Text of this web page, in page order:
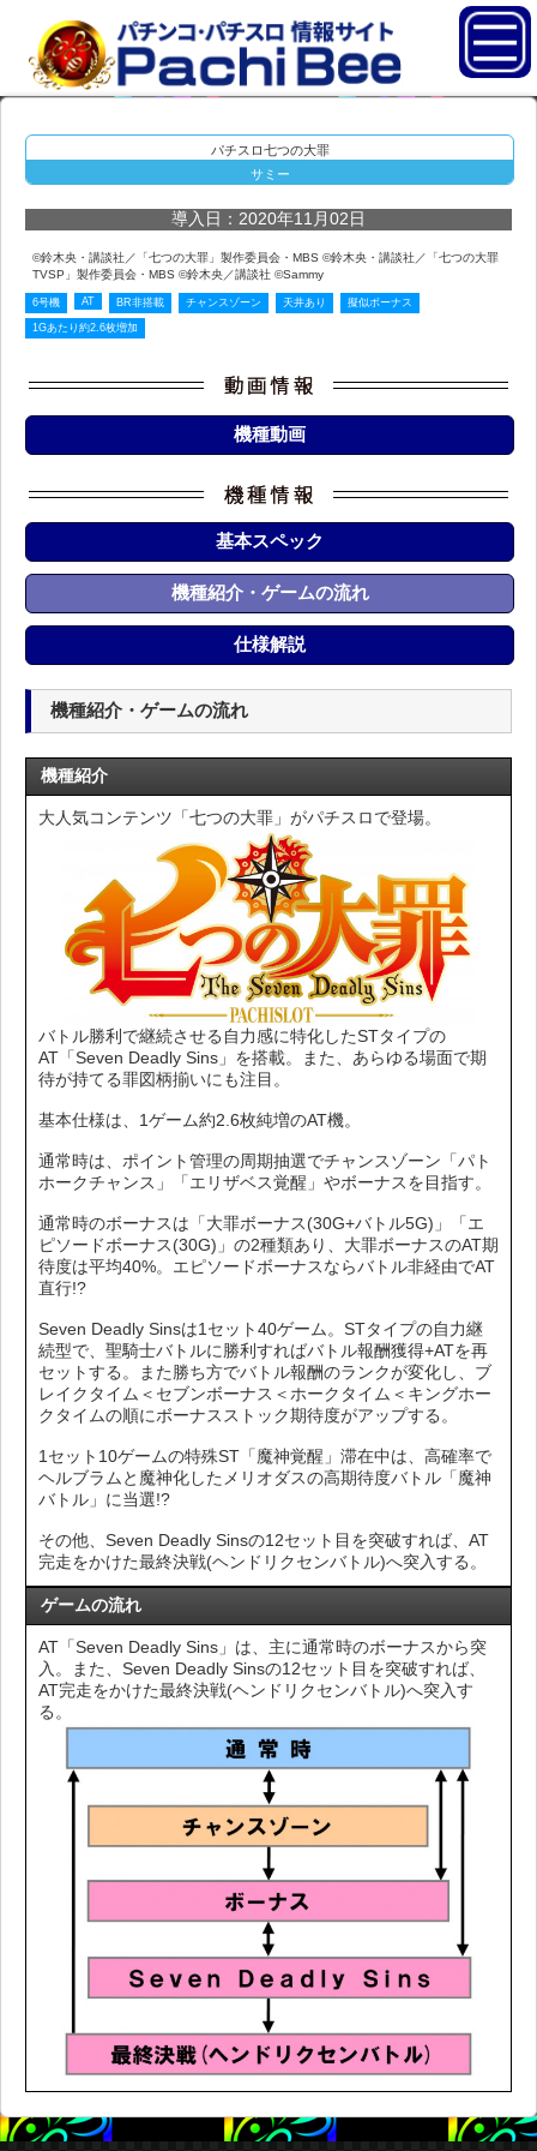
パチスロ七つの大罪
サミー
導入日：2020年11月02日
©鈴木央・講談社／「七つの大罪」製作委員会・MBS ©鈴木央・講談社／「七つの大罪
TVSP」製作委員会・MBS ©鈴木央／講談社 ©Sammy
6号機 AT BR非搭載 チャンスゾーン 天井あり 擬似ボーナス
1Gあたり約2.6枚増加
機種動画
基本スペック
機種紹介・ゲームの流れ
仕様解説
機種紹介・ゲームの流れ
機種紹介
大人気コンテンツ「七つの大罪」がパチスロで登場。
バトル勝利で継続させる自力感に特化したSTタイプの
AT「Seven Deadly Sins」を搭載。また、あらゆる場面で期
待が持てる罪図柄揃いにも注目。
基本仕様は、1ゲーム約2.6枚純増のAT機。
通常時は、ポイント管理の周期抽選でチャンスゾーン「パト
ホークチャンス」「エリザベス覚醒」やボーナスを目指す。
通常時のボーナスは「大罪ボーナス(30G+バトル5G)」「エ
ピソードボーナス(30G)」の2種類あり、大罪ボーナスのAT期
待度は平均40%。エピソードボーナスならバトル非経由でAT
直行!?
Seven Deadly Sinsは1セット40ゲーム。STタイプの自力継
続型で、聖騎士バトルに勝利すればバトル報酬獲得+ATを再
セットする。また勝ち方でバトル報酬のランクが変化し、ブ
レイクタイム＜セブンボーナス＜ホークタイム＜キングホー
クタイムの順にボーナスストック期待度がアップする。
1セット10ゲームの特殊ST「魔神覚醒」滞在中は、高確率で
ヘルブラムと魔神化したメリオダスの高期待度バトル「魔神
バトル」に当選!?
その他、Seven Deadly Sinsの12セット目を突破すれば、AT
完走をかけた最終決戦(ヘンドリクセンバトル)へ突入する。
ゲームの流れ
AT「Seven Deadly Sins」は、主に通常時のボーナスから突
入。また、Seven Deadly Sinsの12セット目を突破すれば、
AT完走をかけた最終決戦(ヘンドリクセンバトル)へ突入す
る。